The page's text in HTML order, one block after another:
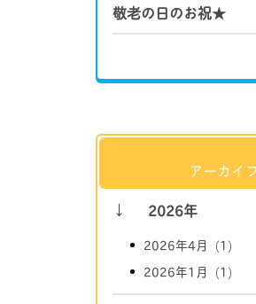
敬老の日のお祝★
アーカイ
2026年
2026年4月 (1)
2026年1月 (1)